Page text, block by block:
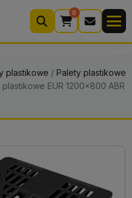
0
Koszyk (0)
plastikowe / Palety plastikowe
EUR 1200×800 ABR